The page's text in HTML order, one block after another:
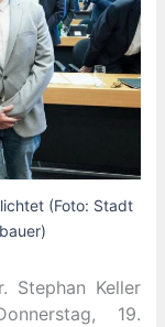
(Foto: Stadt
Stephan Keller
19.